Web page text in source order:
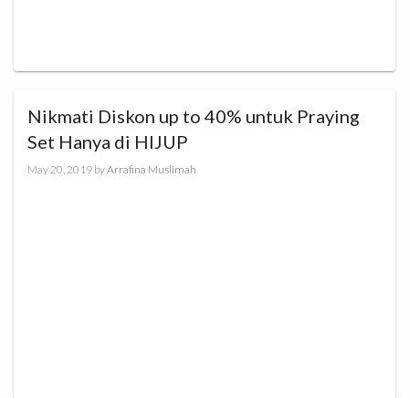
Nikmati Diskon up to 40% untuk Praying
Set Hanya di HIJUP
May 20, 2019 byArrafina Muslimah